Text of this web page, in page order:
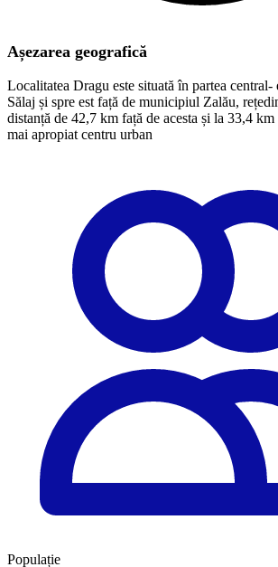
Așezarea geografică
Localitatea Dragu este situată în partea central-
Sălaj și spre est față de municipiul Zalău,
distanță de 42,7 km față de acesta și la 33,4
mai apropiat centru urban
Populație